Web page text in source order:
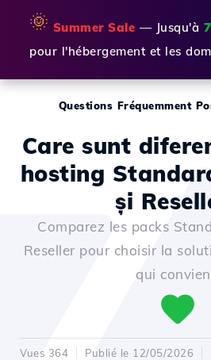
🌞 Summer Sale — Jusqu'à
pour l'hébergement et les
Questions Fréquemment
Care sunt
hosting
și
Comparez les packs
Reseller pour choisir la
qui
Vues 364
Publié le 12/05/2026